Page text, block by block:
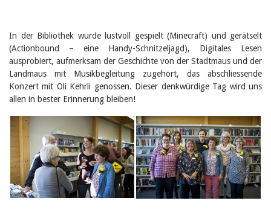
In der Bibliothek wurde lustvoll gespielt (Minecraft) und gerätselt
(Actionbound – eine Handy-Schnitzeljagd), Digitales Lesen
ausprobiert, aufmerksam der Geschichte von der Stadtmaus und der
Landmaus mit Musikbegleitung zugehört, das abschliessende
Konzert mit Oli Kehrli genossen. Dieser denkwürdige Tag wird uns
allen in bester Erinnerung bleiben!